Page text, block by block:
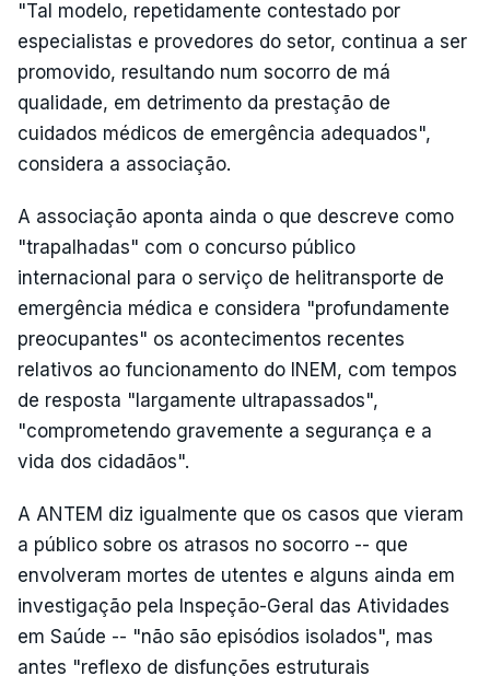
"Tal modelo, repetidamente contestado por
especialistas e provedores do setor, continua a ser
promovido, resultando num socorro de má
qualidade, em detrimento da prestação de
cuidados médicos de emergência adequados",
considera a associação.
A associação aponta ainda o que descreve como
"trapalhadas" com o concurso público
internacional para o serviço de helitransporte de
emergência médica e considera "profundamente
preocupantes" os acontecimentos recentes
relativos ao funcionamento do INEM, com tempos
de resposta "largamente ultrapassados",
"comprometendo gravemente a segurança e a
vida dos cidadãos".
A ANTEM diz igualmente que os casos que vieram
a público sobre os atrasos no socorro -- que
envolveram mortes de utentes e alguns ainda em
investigação pela Inspeção-Geral das Atividades
em Saúde -- "não são episódios isolados", mas
antes "reflexo de disfunções estruturais